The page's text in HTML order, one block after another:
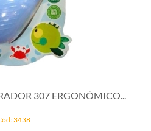
307 ERGONÓMICO...
3438